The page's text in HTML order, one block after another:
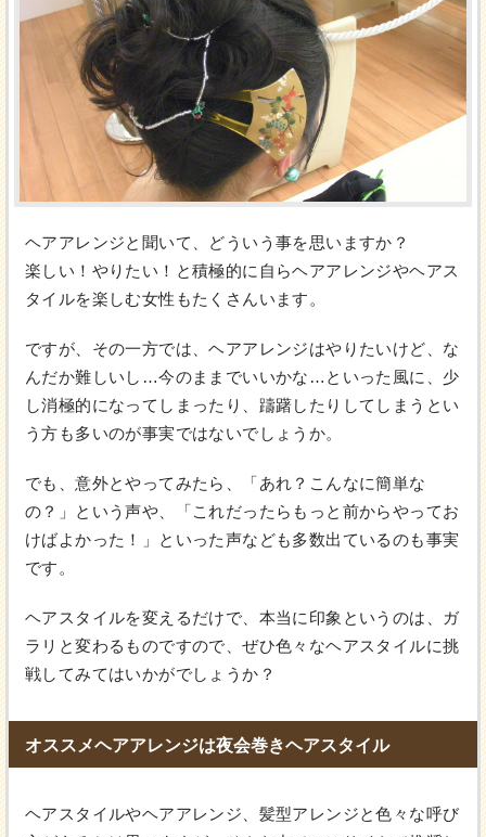
ヘアアレンジと聞いて、どういう事を思いますか？
楽しい！やりたい！と積極的に自らヘアアレンジやヘアス
タイルを楽しむ女性もたくさんいます。
ですが、その一方では、ヘアアレンジはやりたいけど、な
んだか難しいし…今のままでいいかな…といった風に、少
し消極的になってしまったり、躊躇したりしてしまうとい
う方も多いのが事実ではないでしょうか。
でも、意外とやってみたら、「あれ？こんなに簡単な
の？」という声や、「これだったらもっと前からやってお
けばよかった！」といった声なども多数出ているのも事実
です。
ヘアスタイルを変えるだけで、本当に印象というのは、ガ
ラリと変わるものですので、ぜひ色々なヘアスタイルに挑
戦してみてはいかがでしょうか？
オススメヘアアレンジは夜会巻きヘアスタイル
ヘアスタイルやヘアアレンジ、髪型アレンジと色々な呼び